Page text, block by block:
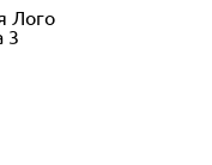
Лого
3